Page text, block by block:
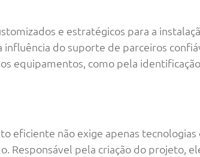
e estratégicos para a
do suporte de parceiros
equipamentos, como pela
eficiente não exige apenas tecnologias
Responsável pela criação do projeto,